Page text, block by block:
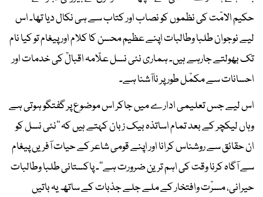
حکیم الامّت کی نظموں کو نصاب اور کتاب سے ہی نکال دیا تھا۔ اس
لیے نوجوان طلبا وطالبات اپنے عظیم محسن کا کلام اور پیغام تو کیا نام
تک بھولتے جارہے ہیں۔ ہماری نئی نسل علّامہ اقبالؒ کی خدمات اور
احسانات سے مکمّل طور پر ناآشنا ہے۔
اس لیے جس تعلیمی ادارے میں جاکر اس موضوع پر گفتگو ہوتی ہے
وہاں لیکچر کے بعد تمام اساتذہ بیک زبان کہتے ہیں کہ ’’نئی نسل کو
ان حقائق سے روشناس کرانا اور اپنے قومی شاعر کے حیات آفریں پیغام
سے آگاہ کرنا وقت کی اہم ترین ضرورت ہے‘‘۔ پاکستانی طلبا وطالبات
حیرانی، مسرّت وافتخار کے ملے جلے جذبات کے ساتھ یہ باتیں